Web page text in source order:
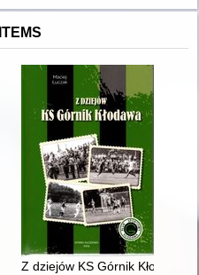
: teorie, przykłady, zadania
Z dziejów KS Górnik Kłodawa